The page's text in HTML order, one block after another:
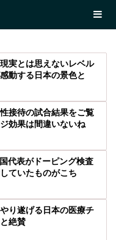
実とは思えないレベル
動する日本の景色と
接待の試合結果をご覧
効果は間違いないね
代表がドーピング検査
ていたものがこち
り遂げる日本の医療チ
絶賛